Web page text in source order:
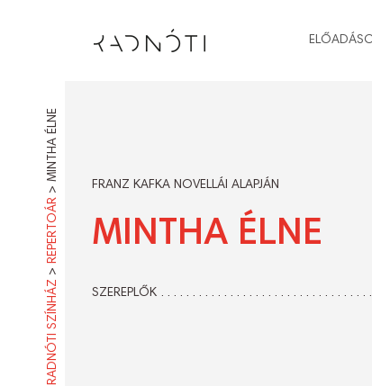
RADNÓTI SZÍNHÁZ
>
REPERTOÁR
>
MINTHA ÉLNE
FRANZ KAFKA NOVELLÁI ALAPJÁN
MINTHA ÉLNE
SZEREPLŐK